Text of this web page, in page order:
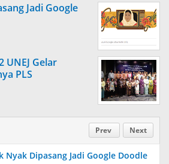
Jadi Google
UNEJ Gelar
PLS
Prev Next
Nyak Dipasang Jadi Google Doodle